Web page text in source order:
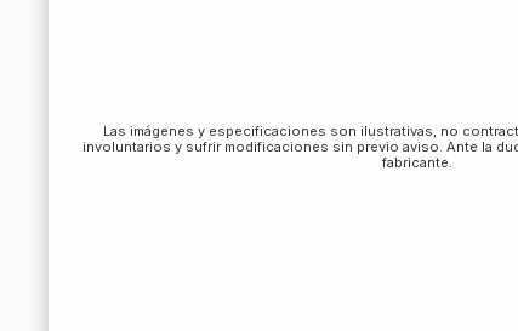
Las imágenes y especificaciones son ilustrativas, no
involuntarios y sufrir modificaciones sin previo aviso. Ante la
fabricante.